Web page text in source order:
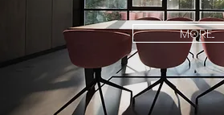
MORE...